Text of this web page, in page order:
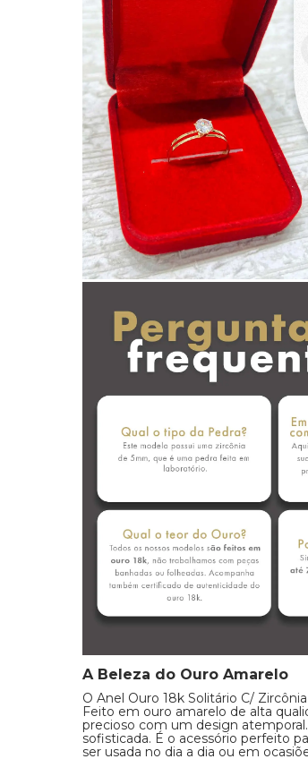
A Beleza do Ouro Amarelo
O Anel Ouro 18k Solitário C/
Feito em ouro amarelo de alta
precioso com um design
sofisticada. É o acessório perfeito
ser usada no dia a dia ou em